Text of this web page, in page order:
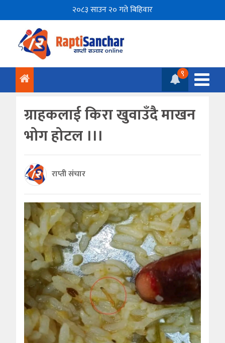
२०८३ साउन २० गते बिहिवार
९
ग्राहकलाई किरा खुवाउँदै माखन
भोग होटल ।।।
राप्ती संचार